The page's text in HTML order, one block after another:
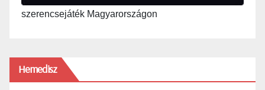
szerencsejáték Magyarországon
Hemedisz